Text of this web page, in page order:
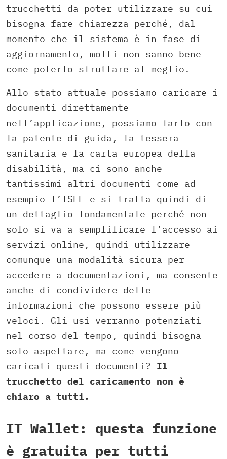
trucchetti da poter utilizzare su cui
bisogna fare chiarezza perché, dal
momento che il sistema è in fase di
aggiornamento, molti non sanno bene
come poterlo sfruttare al meglio.
Allo stato attuale possiamo caricare i
documenti direttamente
nell’applicazione, possiamo farlo con
la patente di guida, la tessera
sanitaria e la carta europea della
disabilità, ma ci sono anche
tantissimi altri documenti come ad
esempio l’ISEE e si tratta quindi di
un dettaglio fondamentale perché non
solo si va a semplificare l’accesso ai
servizi online, quindi utilizzare
comunque una modalità sicura per
accedere a documentazioni, ma consente
anche di condividere delle
informazioni che possono essere più
veloci. Gli usi verranno potenziati
nel corso del tempo, quindi bisogna
solo aspettare, ma come vengono
caricati questi documenti? Il
trucchetto del caricamento non è
chiaro a tutti.
IT Wallet: questa funzione
è gratuita per tutti